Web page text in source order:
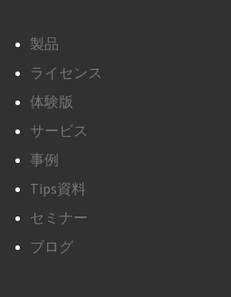
製品
ライセンス
体験版
サービス
事例
Tips資料
セミナー
ブログ